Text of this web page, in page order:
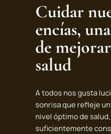
Cuidar
encías,
de
salud
A todos nos gusta
sonrisa que refleje
nivel óptimo de
suficientemente